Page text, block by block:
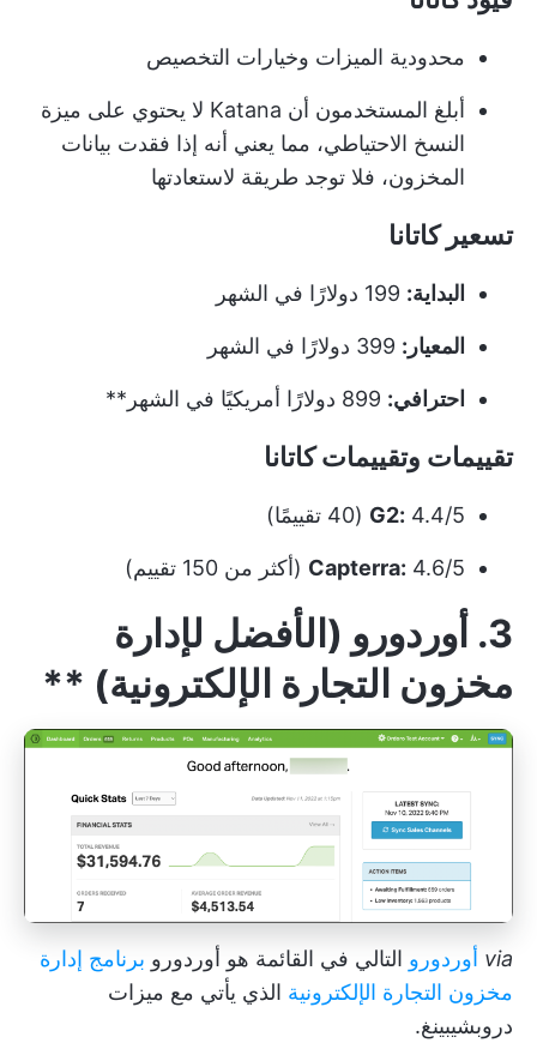
محدودية الميزات وخيارات التخصيص
أبلغ المستخدمون أن Katana لا يحتوي على ميزة
النسخ الاحتياطي، مما يعني أنه إذا فقدت بيانات
المخزون، فلا توجد طريقة لاستعادتها
تسعير كاتانا
البداية:
المعيار:
احترافي:
تقييمات وتقييمات كاتانا
G2: 4.4/5 (40 تقييمًا)
Capterra: 4.6/5 (أكثر من 150 تقييم)
3. أوردورو (الأفضل لإدارة
مخزون التجارة الإلكترونية) **
via أوردورو التالي في القائمة هو أوردورو برنامج إدارة
مخزون التجارة الإلكترونية الذي يأتي مع ميزات
دروبشيبينغ.